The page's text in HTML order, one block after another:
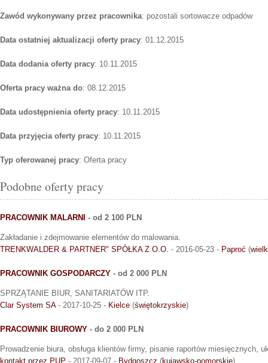
Zawód wykonywany przez pracownika: pozostali sortowacze odpadów
Data ostatniej aktualizacji oferty pracy: 01.12.2015
Data dodania oferty pracy: 10.11.2015
Oferta pracy ważna do: 08.12.2015
Data udostępnienia oferty pracy: 10.11.2015
Data przyjęcia oferty pracy: 10.11.2015
Typ oferowanej pracy: Oferta pracy
Podobne oferty pracy
PRACOWNIK MALARNI - od 2 100 PLN
Zakładanie i zdejmowanie elementów do malowania.
TRENKWALDER & PARTNER" SPÓŁKA Z O.O. - 2016-05-23 - Paproć (
PRACOWNIK GOSPODARCZY - od 2 000 PLN
SPRZĄTANIE BIUR, SANITARIATÓW ITP.
Clar System SA- 2017-10-25 - Kielce (świętokrzyskie)
PRACOWNIK BIUROWY - do 2 000 PLN
Prowadzenie biura, obsługa klientów firmy, pisanie raportów miesięcznych,
kontakt przez PUP - 2017-09-07 - Bydgoszcz (kujawsko-pomorskie)